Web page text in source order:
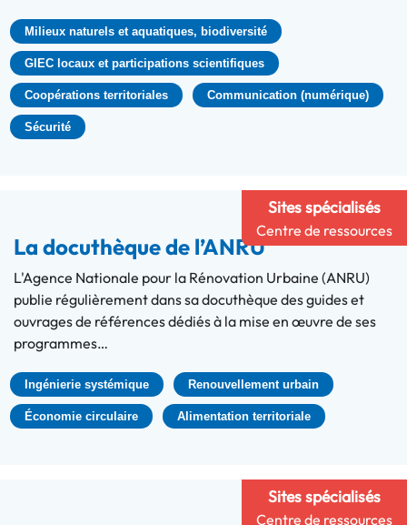
Milieux naturels et aquatiques, biodiversité
GIEC locaux et participations scientifiques
Coopérations territoriales Communication (numérique)
Sécurité
Sites spécialisés
Centre de ressources
La docuthèque de l’ANRU
L'Agence Nationale pour la Rénovation Urbaine (ANRU)
publie régulièrement dans sa docuthèque des guides et
ouvrages de références dédiés à la mise en œuvre de ses
programmes…
Ingénierie systémique Renouvellement urbain
Économie circulaire Alimentation territoriale
Sites spécialisés
Centre de ressources